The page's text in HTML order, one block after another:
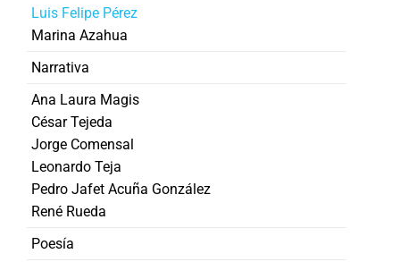
Luis Felipe Pérez
Marina Azahua
Narrativa
Ana Laura Magis
César Tejeda
Jorge Comensal
Leonardo Teja
Pedro Jafet Acuña González
René Rueda
Poesía